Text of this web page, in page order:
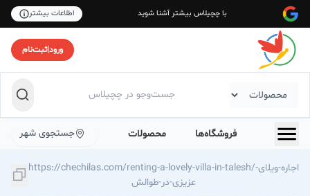
با چچیلاس بیشتر آشنا شوید اطلاعات بیشتر
ورود|ثبت‌نام
فروشگاه‌ها محصولات جستجوی شهر
https://chechilas.com/renting-a-lovely-villa-in-talesh/اجاره-ویلای-
عزیزی-در-طوالش